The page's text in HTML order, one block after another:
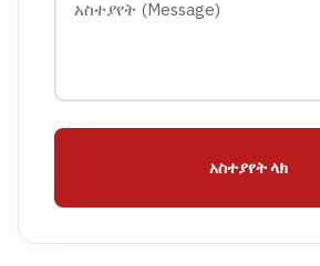
አስተያየት ላክ